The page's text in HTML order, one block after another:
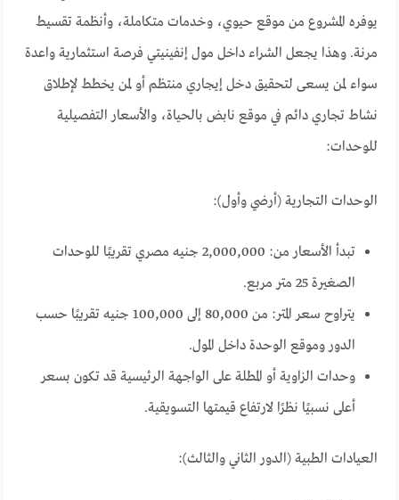
يوفره المشروع من موقع حيوي، وخدمات متكاملة، وأنظمة تقسيط
مرنة. وهذا يجعل الشراء داخل مول إنفينيتي فرصة استثمارية واعدة
سواء لمن يسعى لتحقيق دخل إيجاري منتظم أو لمن يخطط لإطلاق
نشاط تجاري دائم في موقع نابض بالحياة، والأسعار التفصيلية
للوحدات:
الوحدات التجارية (أرضي وأول):
تبدأ الأسعار من: 2,000,000 جنيه مصري تقريبًا للوحدات
الصغيرة 25 متر مربع.
يتراوح سعر المتر: من 80,000 إلى 100,000 جنيه تقريبًا حسب
الدور وموقع الوحدة داخل المول.
وحدات الزاوية أو المطلة على الواجهة الرئيسية قد تكون بسعر
أعلى نسبيًا نظرًا لارتفاع قيمتها التسويقية.
العيادات الطبية (الدور الثاني والثالث):